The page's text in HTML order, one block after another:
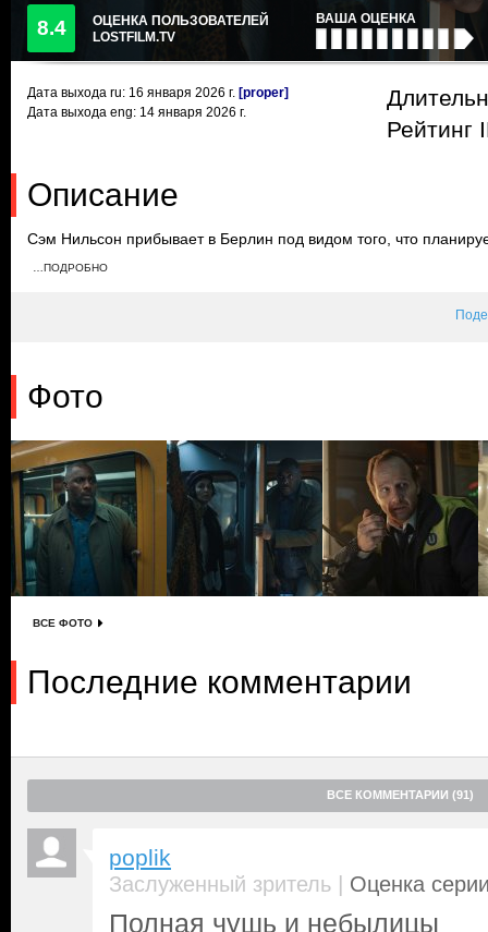
8.4
ОЦЕНКА ПОЛЬЗОВАТЕЛЕЙ
LOSTFILM.TV
ВАША ОЦЕНКА
Дата выхода ru: 16 января 2026 г. [proper]
Дата выхода eng: 14 января 2026 г.
Рейтинг
Описание
Сэм Нильсон прибывает в Берлин под видом того, что
Великобритании. Тем временем детектив Зоран Бэк
…ПОДРОБНО
Фото
ВСЕ ФОТО
Последние комментарии
ВСЕ КОММЕНТАРИИ (91)
poplik
Заслуженный зритель | Оценка
Полная чушь и небылицы